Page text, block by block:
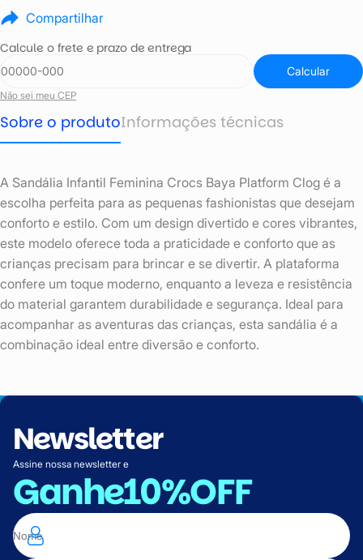
Compartilhar
Calcule o frete e prazo de entrega
Calcular
Não sei meu CEP
Sobre o produtoInformações técnicas
A Sandália Infantil Feminina Crocs Baya Platform Clog é a
escolha perfeita para as pequenas fashionistas que desejam
conforto e estilo. Com um design divertido e cores vibrantes,
este modelo oferece toda a praticidade e conforto que as
crianças precisam para brincar e se divertir. A plataforma
confere um toque moderno, enquanto a leveza e resistência
do material garantem durabilidade e segurança. Ideal para
acompanhar as aventuras das crianças, esta sandália é a
combinação ideal entre diversão e conforto.
Newsletter
Assine nossa newsletter e
Ganhe10%OFF